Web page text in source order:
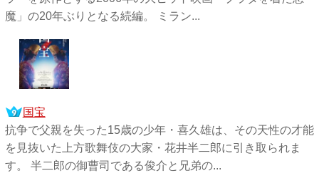
魔」の20年ぶりとなる続編。 ミラン...
国宝
抗争で父親を失った15歳の少年・喜久雄は、その天性の才能
を見抜いた上方歌舞伎の大家・花井半二郎に引き取られま
す。 半二郎の御曹司である俊介と兄弟の...